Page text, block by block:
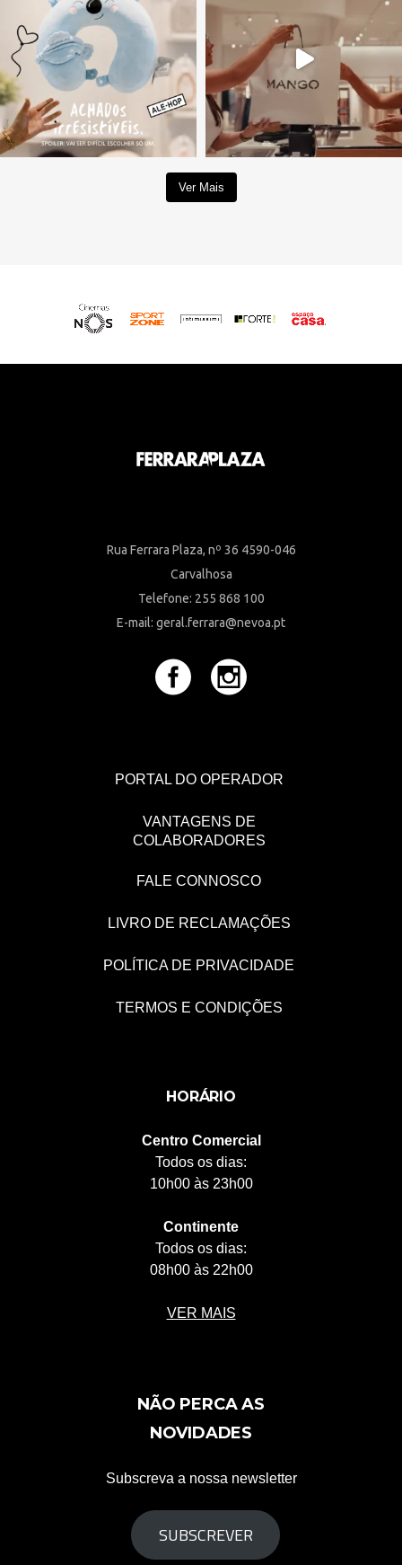
Ver Mais
Rua Ferrara Plaza, nº 36 4590-046
Carvalhosa
Telefone: 255 868 100
E-mail: geral.ferrara@nevoa.pt
PORTAL DO OPERADOR
VANTAGENS DE
COLABORADORES
FALE CONNOSCO
LIVRO DE RECLAMAÇÕES
POLÍTICA DE PRIVACIDADE
TERMOS E CONDIÇÕES
HORÁRIO
Centro Comercial
Todos os dias:
10h00 às 23h00
Continente
Todos os dias:
08h00 às 22h00
VER MAIS
NÃO PERCA AS
NOVIDADES
Subscreva a nossa newsletter
SUBSCREVER